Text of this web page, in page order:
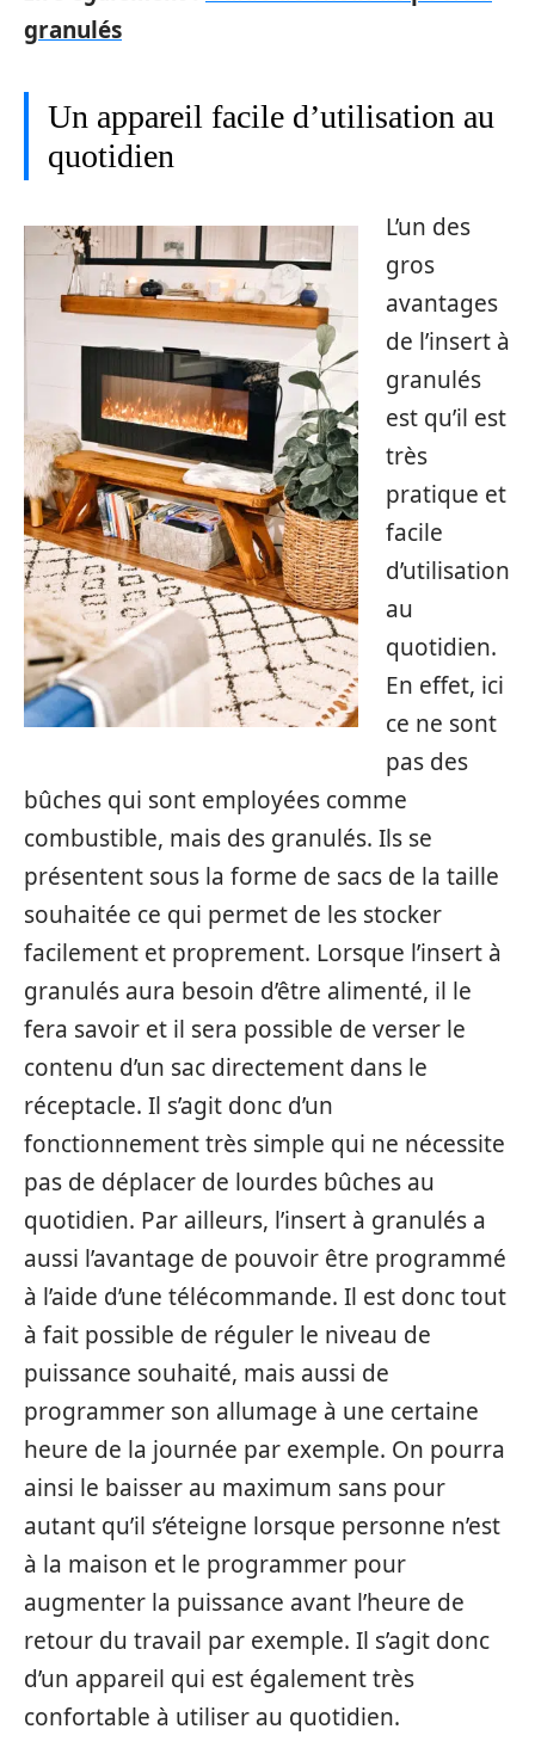
granulés
Un appareil facile d’utilisation au
quotidien
L’un des
gros
avantages
de l’insert à
granulés
est qu’il est
très
pratique et
facile
d’utilisation
au
quotidien.
En effet, ici
ce ne sont
pas des
bûches qui sont employées comme
combustible, mais des granulés. Ils se
présentent sous la forme de sacs de la taille
souhaitée ce qui permet de les stocker
facilement et proprement. Lorsque l’insert à
granulés aura besoin d’être alimenté, il le
fera savoir et il sera possible de verser le
contenu d’un sac directement dans le
réceptacle. Il s’agit donc d’un
fonctionnement très simple qui ne nécessite
pas de déplacer de lourdes bûches au
quotidien. Par ailleurs, l’insert à granulés a
aussi l’avantage de pouvoir être programmé
à l’aide d’une télécommande. Il est donc tout
à fait possible de réguler le niveau de
puissance souhaité, mais aussi de
programmer son allumage à une certaine
heure de la journée par exemple. On pourra
ainsi le baisser au maximum sans pour
autant qu’il s’éteigne lorsque personne n’est
à la maison et le programmer pour
augmenter la puissance avant l’heure de
retour du travail par exemple. Il s’agit donc
d’un appareil qui est également très
confortable à utiliser au quotidien.